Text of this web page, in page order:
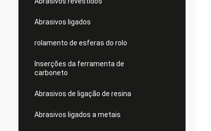
Abrasivos ligados
rolamento de esferas do rolo
Inserções da ferramenta de
carboneto
Abrasivos de ligação de resina
Abrasivos ligados a metais